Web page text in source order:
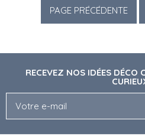
RECEVEZ NOS IDÉES DÉCO